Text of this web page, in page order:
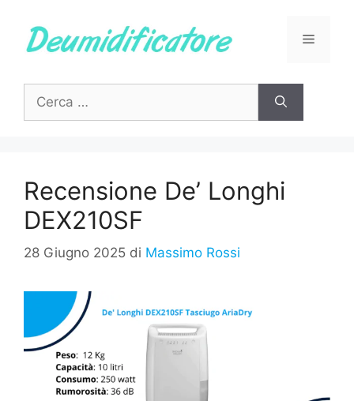
contenuto
Menu
per:
Recensione De’ Longhi
DEX210SF
28 Giugno 2025 di Massimo Rossi